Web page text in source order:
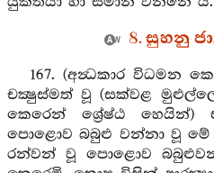
8. සුහනු
167. (අන්‍ධකාර විධමන
චක්‍ෂුස්මත් වූ (සක්වළ
කෙරෙන් ශ්‍රේෂ්ඨ හෙයින්)
පොළොව බබුළු වන්නා වූ මේ
රන්වන් වූ පොළොව